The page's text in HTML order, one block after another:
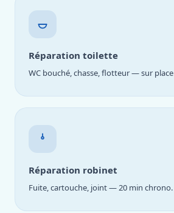
Réparation toilette
WC bouché, chasse, flotteur — sur
Réparation robinet
Fuite, cartouche, joint — 20 min chrono.